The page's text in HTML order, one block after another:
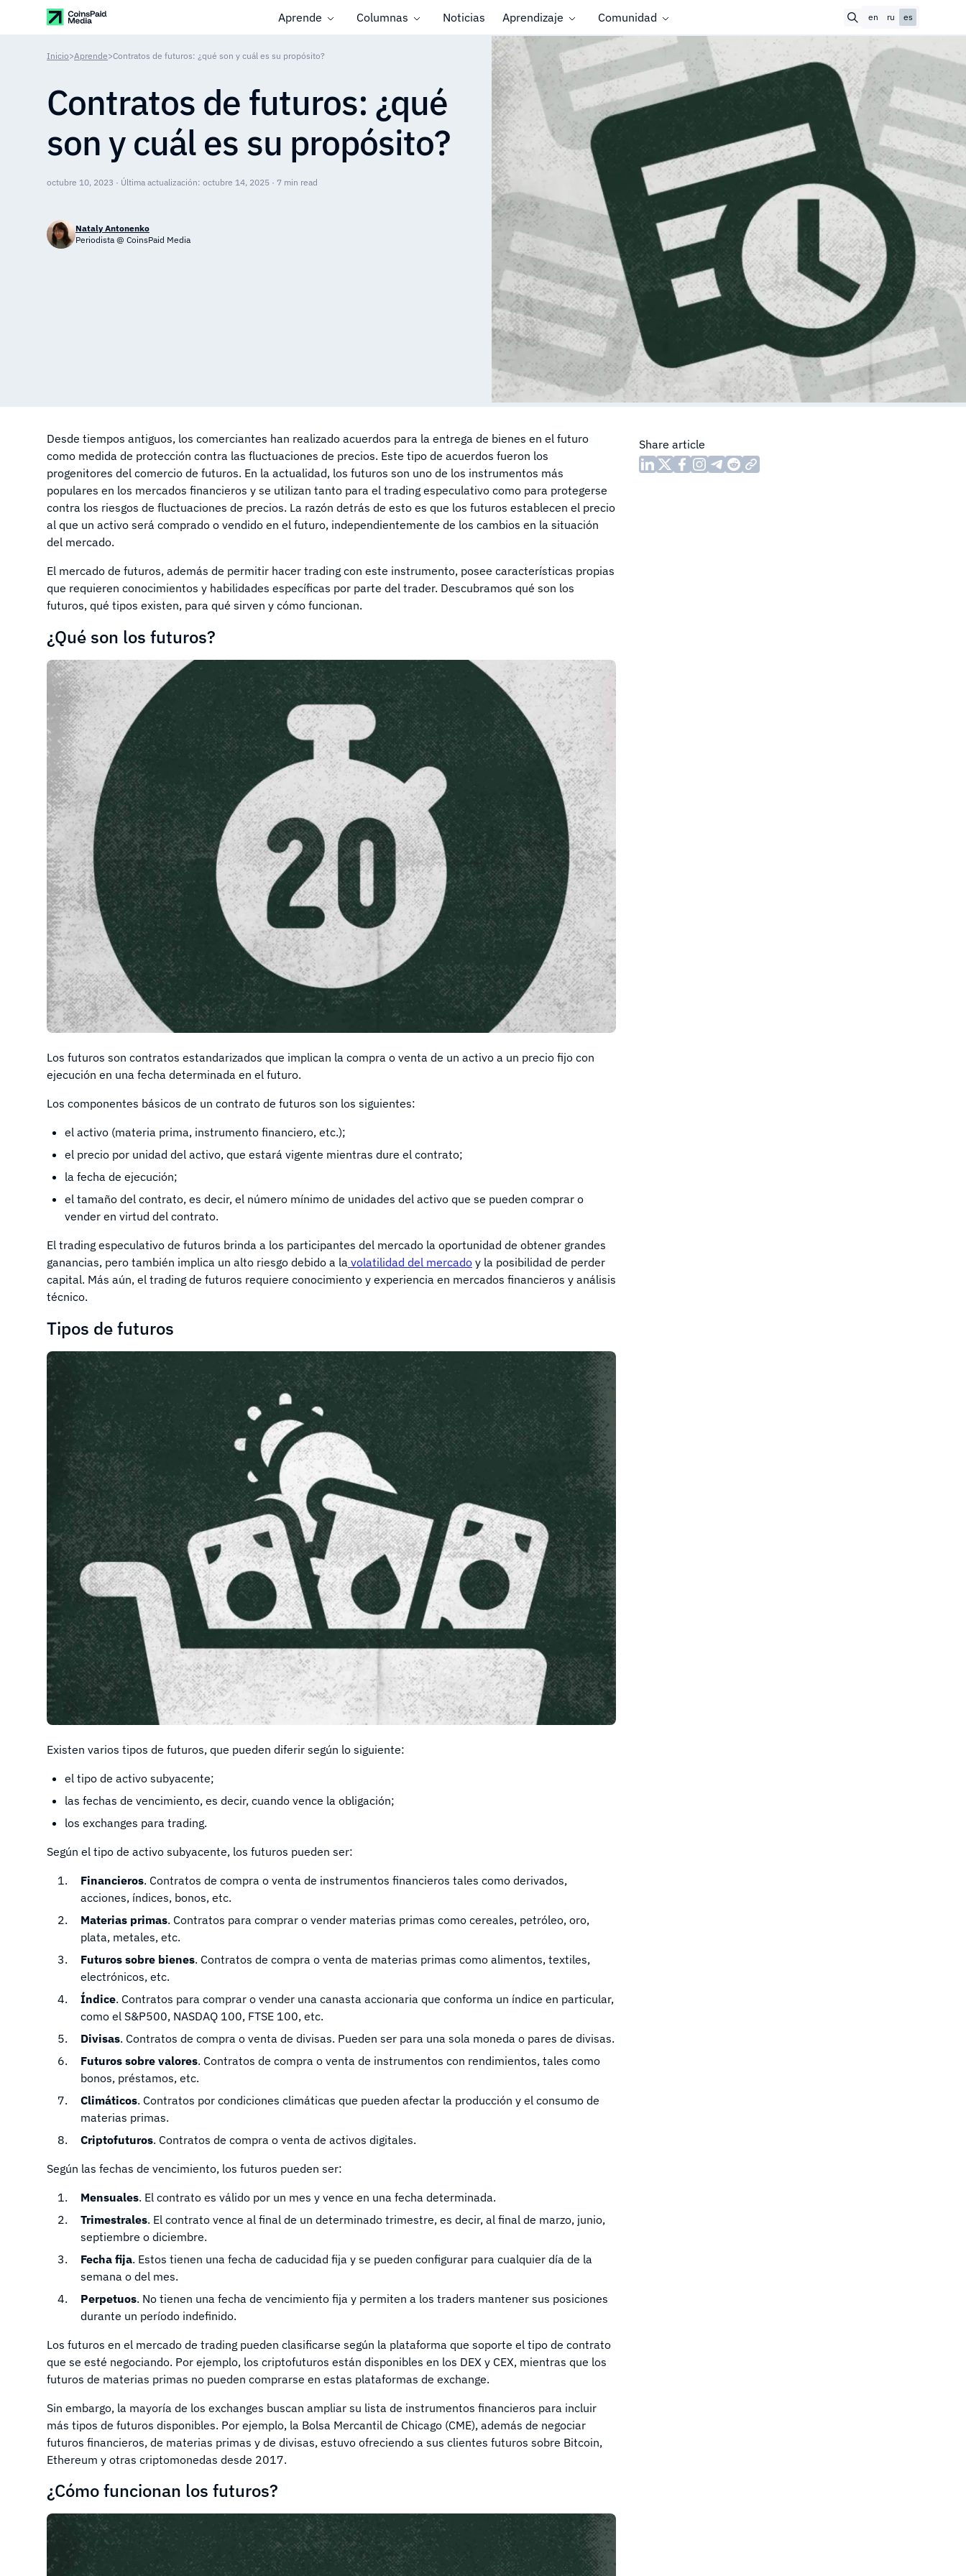
Aprende Columnas Noticias Aprendizaje Comunidad en ru es
Inicio>Aprende>Contratos de futuros: ¿qué son y cuál es su propósito?
Contratos de futuros: ¿qué
son y cuál es su propósito?
octubre 10, 2023 · Última actualización: octubre 14, 2025 · 7 min read
Nataly Antonenko
Periodista @ CoinsPaid Media
Desde tiempos antiguos, los comerciantes han realizado acuerdos para la entrega de bienes en el futuro
como medida de protección contra las fluctuaciones de precios. Este tipo de acuerdos fueron los
progenitores del comercio de futuros. En la actualidad, los futuros son uno de los instrumentos más
populares en los mercados financieros y se utilizan tanto para el trading especulativo como para protegerse
contra los riesgos de fluctuaciones de precios. La razón detrás de esto es que los futuros establecen el precio
al que un activo será comprado o vendido en el futuro, independientemente de los cambios en la situación
del mercado.
El mercado de futuros, además de permitir hacer trading con este instrumento, posee características propias
que requieren conocimientos y habilidades específicas por parte del trader. Descubramos qué son los
futuros, qué tipos existen, para qué sirven y cómo funcionan.
¿Qué son los futuros?
Los futuros son contratos estandarizados que implican la compra o venta de un activo a un precio fijo con
ejecución en una fecha determinada en el futuro.
Los componentes básicos de un contrato de futuros son los siguientes:
el activo (materia prima, instrumento financiero, etc.);
el precio por unidad del activo, que estará vigente mientras dure el contrato;
la fecha de ejecución;
el tamaño del contrato, es decir, el número mínimo de unidades del activo que se pueden comprar o
vender en virtud del contrato.
El trading especulativo de futuros brinda a los participantes del mercado la oportunidad de obtener grandes
ganancias, pero también implica un alto riesgo debido a la volatilidad del mercado y la posibilidad de perder
capital. Más aún, el trading de futuros requiere conocimiento y experiencia en mercados financieros y análisis
técnico.
Tipos de futuros
Existen varios tipos de futuros, que pueden diferir según lo siguiente:
el tipo de activo subyacente;
las fechas de vencimiento, es decir, cuando vence la obligación;
los exchanges para trading.
Según el tipo de activo subyacente, los futuros pueden ser:
Financieros. Contratos de compra o venta de instrumentos financieros tales como derivados,
acciones, índices, bonos, etc.
Materias primas. Contratos para comprar o vender materias primas como cereales, petróleo, oro,
plata, metales, etc.
Futuros sobre bienes. Contratos de compra o venta de materias primas como alimentos, textiles,
electrónicos, etc.
Índice. Contratos para comprar o vender una canasta accionaria que conforma un índice en particular,
como el S&P500, NASDAQ 100, FTSE 100, etc.
Divisas. Contratos de compra o venta de divisas. Pueden ser para una sola moneda o pares de divisas.
Futuros sobre valores. Contratos de compra o venta de instrumentos con rendimientos, tales como
bonos, préstamos, etc.
Climáticos. Contratos por condiciones climáticas que pueden afectar la producción y el consumo de
materias primas.
Criptofuturos. Contratos de compra o venta de activos digitales.
Según las fechas de vencimiento, los futuros pueden ser:
Mensuales. El contrato es válido por un mes y vence en una fecha determinada.
Trimestrales. El contrato vence al final de un determinado trimestre, es decir, al final de marzo, junio,
septiembre o diciembre.
Fecha fija. Estos tienen una fecha de caducidad fija y se pueden configurar para cualquier día de la
semana o del mes.
Perpetuos. No tienen una fecha de vencimiento fija y permiten a los traders mantener sus posiciones
durante un período indefinido.
Los futuros en el mercado de trading pueden clasificarse según la plataforma que soporte el tipo de contrato
que se esté negociando. Por ejemplo, los criptofuturos están disponibles en los DEX y CEX, mientras que los
futuros de materias primas no pueden comprarse en estas plataformas de exchange.
Sin embargo, la mayoría de los exchanges buscan ampliar su lista de instrumentos financieros para incluir
más tipos de futuros disponibles. Por ejemplo, la Bolsa Mercantil de Chicago (CME), además de negociar
futuros financieros, de materias primas y de divisas, estuvo ofreciendo a sus clientes futuros sobre Bitcoin,
Ethereum y otras criptomonedas desde 2017.
¿Cómo funcionan los futuros?
Share article